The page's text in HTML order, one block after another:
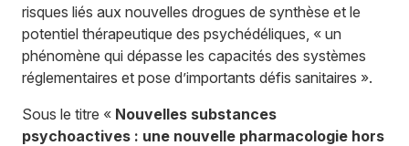
risques liés aux nouvelles drogues de synthèse et le
potentiel thérapeutique des psychédéliques, « un
phénomène qui dépasse les capacités des systèmes
réglementaires et pose d’importants défis sanitaires ».
Sous le titre « Nouvelles substances
psychoactives : une nouvelle pharmacologie hors